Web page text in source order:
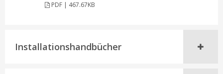
PDF | 467.67KB
Installationshandbücher